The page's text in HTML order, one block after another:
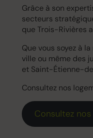
Grâce à son
secteurs
que Trois-Rivières
Que vous soyez à
ville ou même des
et Saint-Étienne-
Consultez nos
Consultez